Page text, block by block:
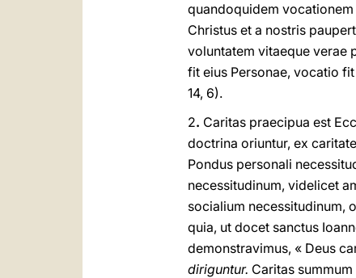
quandoquidem vocationem
Christus et a nostris
voluntatem vitaeque verae
fit eius Personae, vocatio
14, 6).
2. Caritas praecipua est
doctrina oriuntur, ex
Pondus personali
necessitudinum, videlicet
socialium necessitudinum,
quia, ut docet sanctus
demonstravimus, « Deus
diriguntur. Caritas